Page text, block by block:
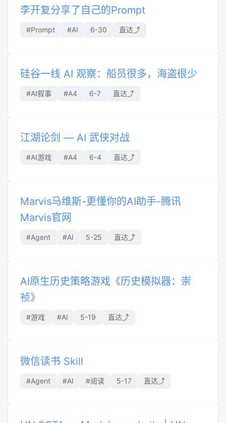
李开复分享了自己的Prompt
#Prompt #AI 6-30 直达⤴︎
硅谷一线 AI 观察：船员很多，海盗很少
#AI叙事 #A4 6-7 直达⤴︎
江湖论剑 — AI 武侠对战
#AI游戏 #A4 6-4 直达⤴︎
Marvis马维斯-更懂你的AI助手-腾讯
Marvis官网
#Agent #AI 5-25 直达⤴︎
AI原生历史策略游戏《历史模拟器：崇
祯》
#游戏 #AI 5-19 直达⤴︎
微信读书 Skill
#Agent #AI #阅读 5-17 直达⤴︎